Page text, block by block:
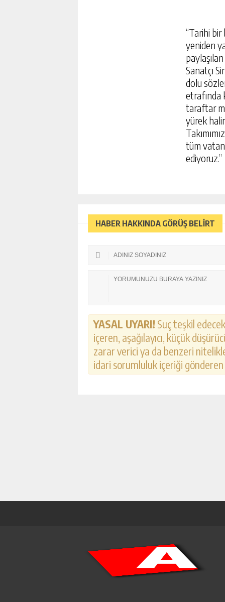
“Tarihi bir
yeniden
Sanatçı
dolu
etrafında
taraftar
yürek
tüm
ediyoruz.”
HABER HAKKINDA GÖRÜŞ BELİRT
YASAL UYARI! Suç teşkil
içeren, aşağılayıcı, küçük
zarar verici ya da benzeri
idari sorumluluk içeriği
MOTOSIKLETIN